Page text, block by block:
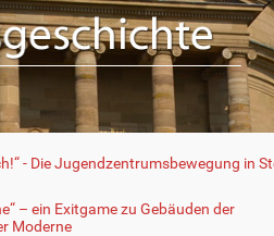
- Die Jugendzentrumsbewegung in
– ein Exitgame zu Gebäuden der
Moderne